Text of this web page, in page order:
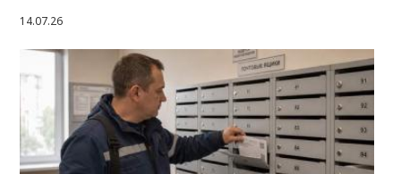
14.07.26